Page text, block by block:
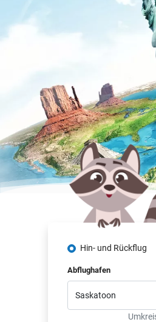
Hin- und Rückflug
Abflughafen